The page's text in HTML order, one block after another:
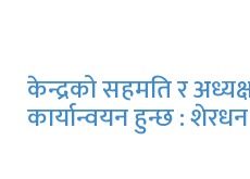
केन्द्रको सहमति र
कार्यान्वयन हुन्छ :